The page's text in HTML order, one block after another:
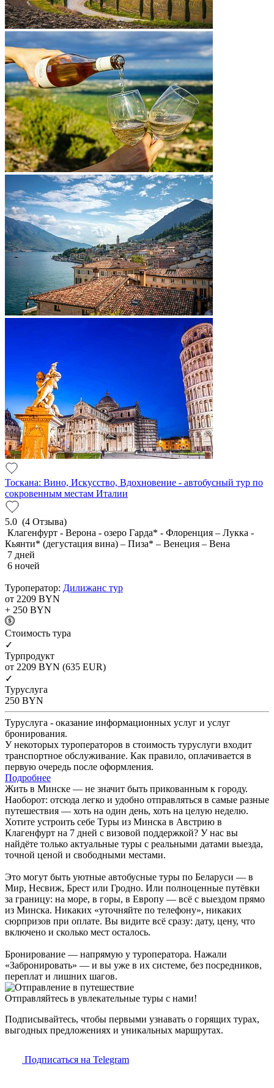
Тоскана: Вино, Искусство, Вдохновение - автобусный тур по
сокровенным местам Италии
5.0 (4 Отзыва)
Клагенфурт - Верона - озеро Гарда* - Флоренция – Лукка -
Кьянти* (дегустация вина) – Пиза* – Венеция – Вена
7 дней
6 ночей
Туроператор: Дилижанс тур
от 2209 BYN
+ 250 BYN
Cтоимость тура
✓
Турпродукт
от 2209 BYN (635 EUR)
✓
Туруслуга
250 BYN
Туруслуга - оказание информационных услуг и услуг
бронирования.
У некоторых туроператоров в стоимость туруслуги входит
транспортное обслуживание. Как правило, оплачивается в
первую очередь после оформления.
Подробнее
Жить в Минске — не значит быть прикованным к городу.
Наоборот: отсюда легко и удобно отправляться в самые разные
путешествия — хоть на один день, хоть на целую неделю.
Хотите устроить себе Туры из Минска в Австрию в
Клагенфурт на 7 дней с визовой поддержкой? У нас вы
найдёте только актуальные туры с реальными датами выезда,
точной ценой и свободными местами.
Это могут быть уютные автобусные туры по Беларуси — в
Мир, Несвиж, Брест или Гродно. Или полноценные путёвки
за границу: на море, в горы, в Европу — всё с выездом прямо
из Минска. Никаких «уточняйте по телефону», никаких
сюрпризов при оплате. Вы видите всё сразу: дату, цену, что
включено и сколько мест осталось.
Бронирование — напрямую у туроператора. Нажали
«Забронировать» — и вы уже в их системе, без посредников,
переплат и лишних шагов.
Отправляйтесь в увлекательные туры с нами!
Подписывайтесь, чтобы первыми узнавать о горящих турах,
выгодных предложениях и уникальных маршрутах.
Подписаться на Telegram